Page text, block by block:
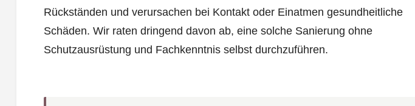
Rückständen und verursachen bei Kontakt oder Einatmen gesundheitliche
Schäden. Wir raten dringend davon ab, eine solche Sanierung ohne
Schutzausrüstung und Fachkenntnis selbst durchzuführen.